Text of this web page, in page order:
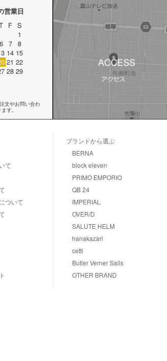
営業日
F S
1
7
8
14 15
21 22
28 29
文やお問い合わ
す。
て
ついて
ブランドから選ぶ
BERNA
block eleven
PRIMO EMPORIO
QB 24
IMPERIAL
OVER/D
SALUTE HELM
hanakazari
cetti
Butler Verner Sails
OTHER BRAND